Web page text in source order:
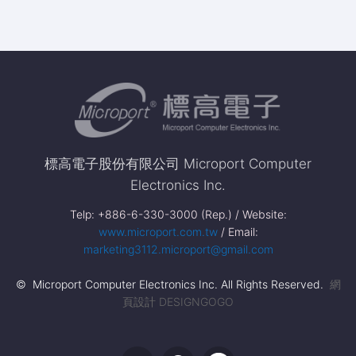
標高電子股份有限公司 Microport Computer
Electronics Inc.
Telp: +886-6-330-3000 (Rep.) / Website:
www.microport.com.tw / Email:
marketing3112.microport@gmail.com
© Microport Computer Electronics Inc. All Rights Reserved. 網
頁設計 DESIGNGOGO